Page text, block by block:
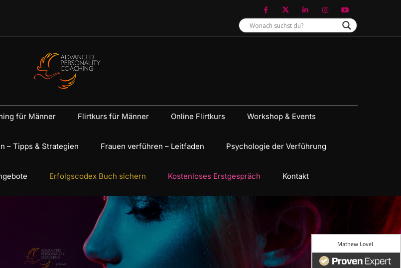
für Männer Flirtkurs für Männer Online Flirtkurs Workshop & Events
– Tipps & Strategien Frauen verführen – Leitfaden Psychologie der Verführung
Erfolgscodex Buch sichern Kostenloses Erstgespräch Kontakt